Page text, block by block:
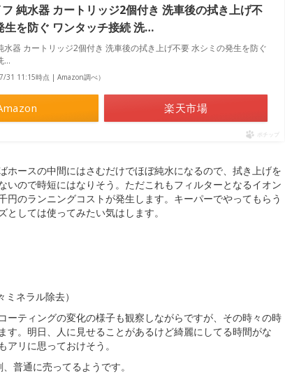
純水器 カートリッジ2個付き 洗車後の拭き上げ不
生を防ぐ ワンタッチ接続 洗…
水器 カートリッジ2個付き 洗車後の拭き上げ不要 水シミの発生を防ぐ
…
31 11:15時点 | Amazon調べ）
楽天市場
ポチップ
ホースの中間にはさむだけでほぼ純水になるので、拭き上げを
いので時短にはなりそう。ただこれもフィルターとなるイオン
円のランニングコストが発生します。キーパーでやってもらう
しては使ってみたい気はします。
ネラル除去）
ーティングの変化の様子も観察しながらですが、その時々の時
す。明日、人に見せることがあるけど綺麗にしてる時間がな
リに思っておけそう。
普通に売ってるようです。